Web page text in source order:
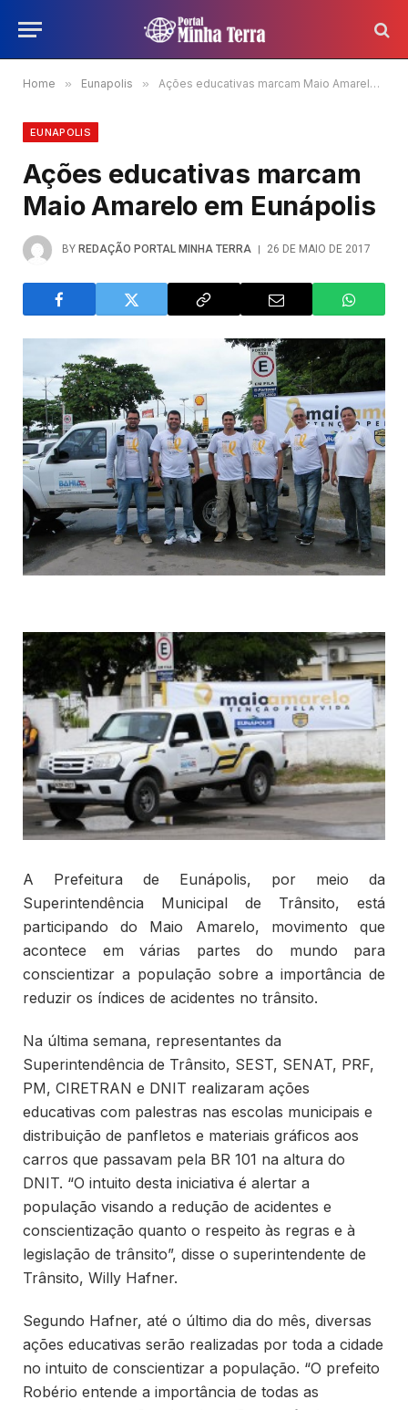
Home » Eunapolis » Ações educativas marcam Maio Amarelo em Eunápolis
EUNAPOLIS
Ações educativas marcam
Maio Amarelo em Eunápolis
BY REDAÇÃO PORTAL MINHA TERRA 26 DE MAIO DE 2017
A Prefeitura de Eunápolis, por meio da
Superintendência Municipal de Trânsito, está
participando do Maio Amarelo, movimento que
acontece em várias partes do mundo para
conscientizar a população sobre a importância de
reduzir os índices de acidentes no trânsito.
Na última semana, representantes da
Superintendência de Trânsito, SEST, SENAT, PRF,
PM, CIRETRAN e DNIT realizaram ações
educativas com palestras nas escolas municipais e
distribuição de panfletos e materiais gráficos aos
carros que passavam pela BR 101 na altura do
DNIT. “O intuito desta iniciativa é alertar a
população visando a redução de acidentes e
conscientização quanto o respeito às regras e à
legislação de trânsito”, disse o superintendente de
Trânsito, Willy Hafner.
Segundo Hafner, até o último dia do mês, diversas
ações educativas serão realizadas por toda a cidade
no intuito de conscientizar a população. “O prefeito
Robério entende a importância de todas as